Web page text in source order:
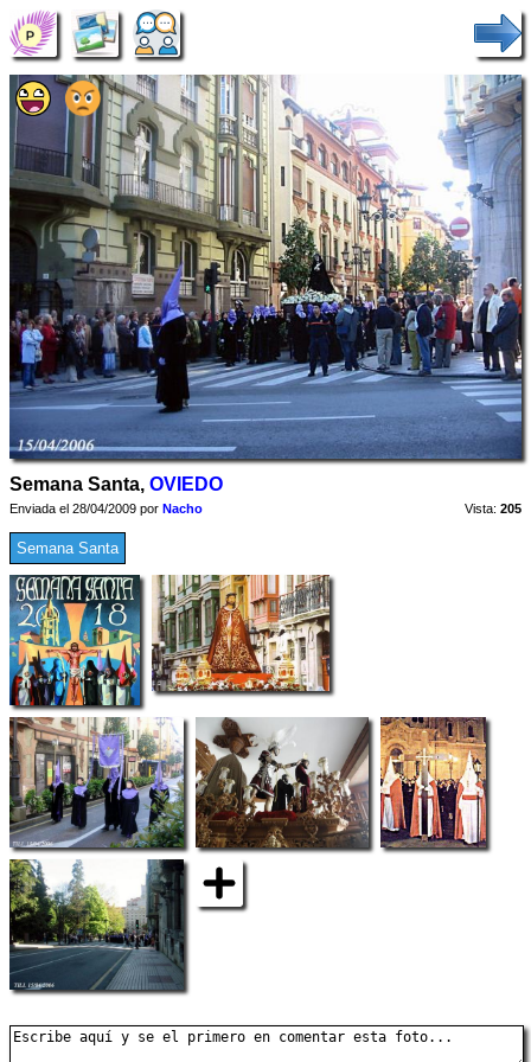
Semana Santa, OVIEDO
Enviada el 28/04/2009 por Nacho Vista: 205
Semana Santa